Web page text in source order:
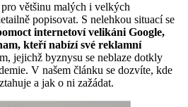
většinu malých i velkých
popisovat. S nelehkou situací se
internetoví velikáni Google,
kteří nabízí své reklamní
jejichž byznysu se neblaze dotkly
V našem článku se dozvíte, kde
a jak o ni zažádat.